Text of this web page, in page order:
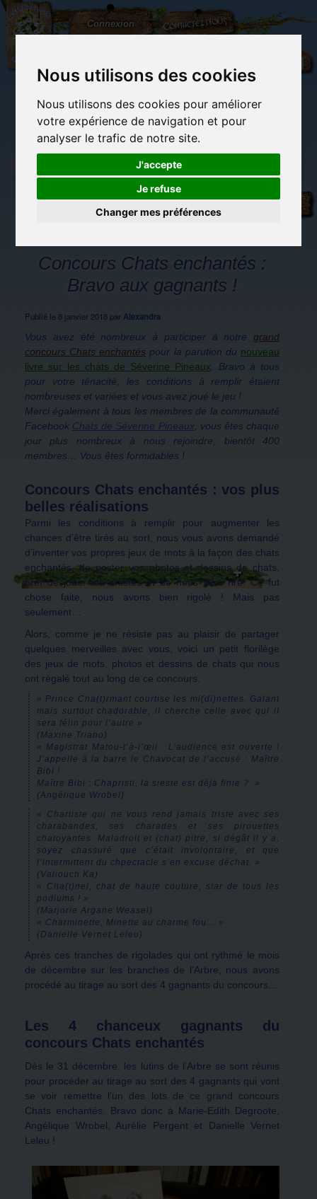
Nous utilisons des cookies
Nous utilisons des cookies pour améliorer
votre expérience de navigation et pour
analyser le trafic de notre site.
J'accepte
Je refuse
Changer mes préférences
L'Arbre
aux
100.000
Connexion Contactez-nous
(vide)
imaginaires
Carterie
papeterie
originale
manuelles,
détente et jeux
Objets déco et
cadeaux
Du côté du
Concours Chats enchantés :
Bravo aux gagnants !
Publié le 8 janvier 2018 par Alexandra
Vous avez été nombreux à participer à notre grand
concours Chats enchantés pour la parution du nouveau
livre sur les chats de Séverine Pineaux . Bravo à tous
pour votre ténacité, les conditions à remplir étaient
nombreuses et variées et vous avez joué le jeu !
Merci également à tous les membres de la communauté
Facebook Chats de Séverine Pineaux, vous êtes chaque
jour plus nombreux à nous rejoindre, bientôt 400
membres… Vous êtes formidables !
Concours Chats enchantés : vos plus
belles réalisations
Parmi les conditions à remplir pour augmenter les
chances d’être tirés au sort, nous vous avons demandé
d’inventer vos propres jeux de mots à la façon des chats
enchantés, de poster vos photos et dessins de chats,
bref de jouer les artistes et de nous faire rire. Ce fut
chose faite, nous avons bien rigolé ! Mais pas
seulement…
Alors, comme je ne résiste pas au plaisir de partager
quelques merveilles avec vous, voici un petit florilège
des jeux de mots, photos et dessins de chats qui nous
ont régalé tout au long de ce concours.
« Prince Cha(t)rmant courtise les mi(di)nettes. Galant
mais surtout chadorable, il cherche celle avec qui il
sera félin pour l’autre »
(Maxine Triano)
« Magistrat Matou-t’à-l’œil : L’audience est ouverte !
J’appelle à la barre le Chavocat de l’accusé : Maître
Bibi !
Maître Bibi : Chapristi, la sieste est déjà finie ? »
(Angélique Wrobel)
« Chartiste qui ne vous rend jamais triste avec ses
charabandes, ses charades et ses pirouettes
chatoyantes. Maladroit et (chat) pitre, si dégât il y a,
soyez chassuré que c’était involontaire, et que
l’intermittent du chpectacle s’en excuse déchat. »
(Valiouch Ka)
« Cha(t)nel, chat de haute couture, star de tous les
podiums ! »
(Marjorie Argane Weasel)
« Charminette, Minette au charme fou… »
(Danielle Vernet Leleu)
Après ces tranches de rigolades qui ont rythmé le mois
de décembre sur les branches de l’Arbre, nous avons
procédé au tirage au sort des 4 gagnants du concours…
Les 4 chanceux gagnants du
concours Chats enchantés
Dès le 31 décembre, les lutins de l’Arbre se sont réunis
pour procéder au tirage au sort des 4 gagnants qui vont
se voir remettre l’un des lots de ce grand concours
Chats enchantés. Bravo donc à Marie-Edith Degroote,
Angélique Wrobel, Aurélie Pergent et Danielle Vernet
Leleu !